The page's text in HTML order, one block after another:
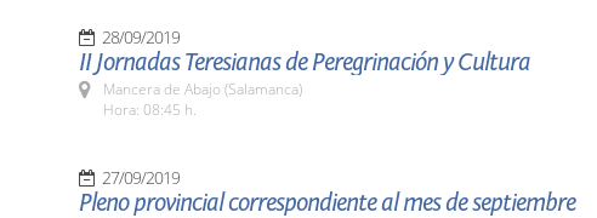
28/09/2019
II Jornadas Teresianas de Peregrinación y Cultura
Mancera de Abajo (Salamanca)
Hora: 08:45 h.
27/09/2019
Pleno provincial correspondiente al mes de septiembre